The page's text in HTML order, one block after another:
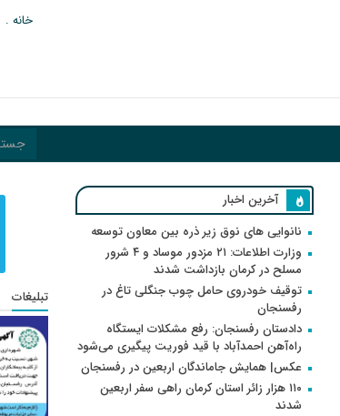
خانه
آخرین اخبار
نانوایی های نوق زیر ذره بین معاون توسعه
وزارت اطلاعات: ۲۱ مزدور موساد و ۴ شرور
مسلح در کرمان بازداشت شدند
توقیف خودروی حامل چوب جنگلی تاغ در
رفسنجان
دادستان رفسنجان: رفع مشکلات ایستگاه
راه‌آهن احمدآباد با قید فوریت پیگیری می‌شود
عکس| همایش جاماندگان اربعین در رفسنجان
۱۱۰ هزار زائر استان کرمان راهی سفر اربعین
شدند
تبلیغات